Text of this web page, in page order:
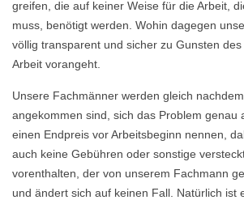
greifen, die auf keiner Weise für die Arbeit,
muss, benötigt werden. Wohin dagegen
völlig transparent und sicher zu Gunsten
Arbeit vorangeht.
Unsere Fachmänner werden gleich
angekommen sind, sich das Problem genau
einen Endpreis vor Arbeitsbeginn nennen,
auch keine Gebühren oder sonstige
vorenthalten, der von unserem Fachmann
und ändert sich auf keinen Fall. Natürlich ist